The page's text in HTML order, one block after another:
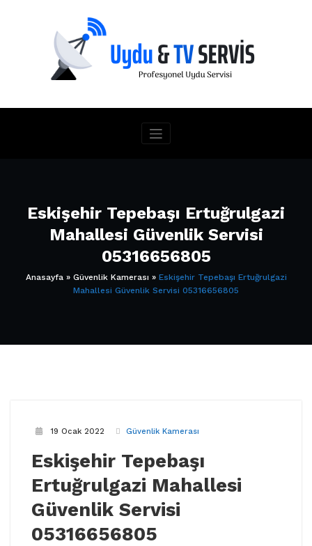
Eskişehir Tepebaşı Ertuğrulgazi
Mahallesi Güvenlik Servisi
05316656805
Anasayfa » Güvenlik Kamerası » Eskişehir Tepebaşı Ertuğrulgazi
Mahallesi Güvenlik Servisi 05316656805
19 Ocak 2022 Güvenlik Kamerası
Eskişehir Tepebaşı
Ertuğrulgazi Mahallesi
Güvenlik Servisi
05316656805